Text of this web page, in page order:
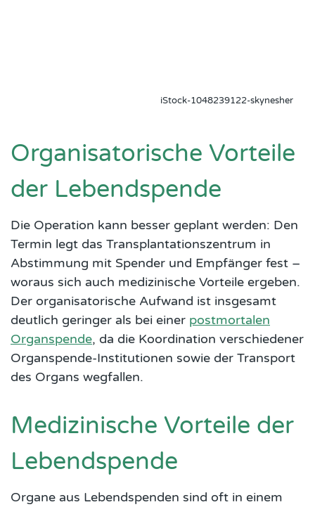
iStock-1048239122-skynesher
Organisatorische Vorteile
der Lebendspende
Die Operation kann besser geplant werden: Den
Termin legt das Transplantationszentrum in
Abstimmung mit Spender und Empfänger fest –
woraus sich auch medizinische Vorteile ergeben.
Der organisatorische Aufwand ist insgesamt
deutlich geringer als bei einer postmortalen
Organspende, da die Koordination verschiedener
Organspende-Institutionen sowie der Transport
des Organs wegfallen.
Medizinische Vorteile der
Lebendspende
Organe aus Lebendspenden sind oft in einem